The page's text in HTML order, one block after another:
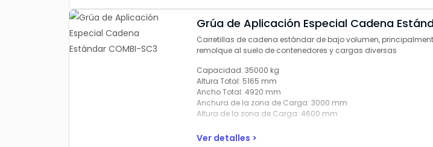
La seguridad es primordial para Combilift a la hora de diseñar
Combi-SC no es una excepción. Su centro de gravedad
excepcional maniobrabilidad en las tres ruedas se traducen
operador, con una visibilidad de 360º desde la cabina, lo que
confianza.
La interfaz de usuario es intuitiva y todas las funciones pueden
necesidad de que los operarios trabajen en altura, lo que
Grúa de Aplicación Especial Cadena
Carretillas de cadena estándar de bajo volumen,
remolque al suelo de contenedores y cargas diversas
Capacidad: 35000 kg
Altura Total: 5165 mm
Ancho Total: 4920 mm
Anchura de la zona de Carga: 3000 mm
Altura de la zona de Carga: 4600 mm
Ver detalles >